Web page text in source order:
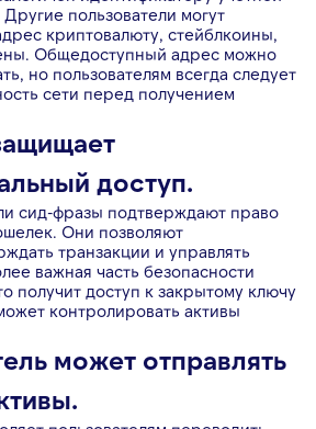
пользователи могут
криптовалюту, стейблкоины,
Общедоступный адрес можно
но пользователям всегда следует
сети перед получением
доступ.
сид-фразы подтверждают право
Они позволяют
транзакции и управлять
важная часть безопасности
получит доступ к закрытому ключу
контролировать активы
может отправлять